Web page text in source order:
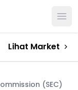
Lihat Market
(SEC)